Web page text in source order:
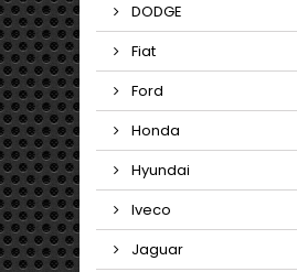
DODGE
Fiat
Ford
Honda
Hyundai
Iveco
Jaguar